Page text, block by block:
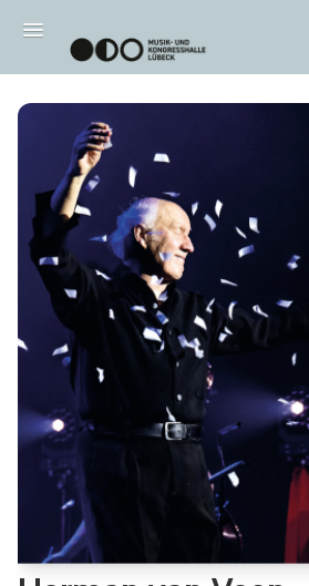
Alle Termine
EN
Anmelden